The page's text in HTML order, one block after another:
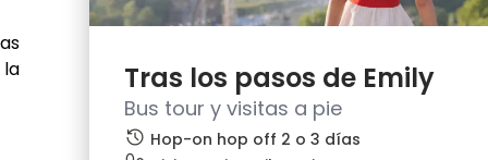
Tras los pasos de Emily
Bus tour y visitas a pie
history Hop-on hop off 2 o 3 días